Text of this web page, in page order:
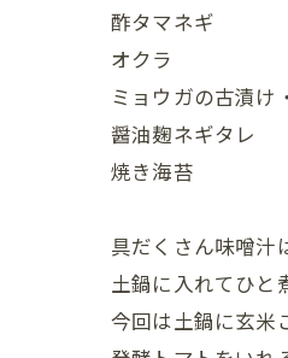
酢タマネギ
オクラ
ミョウガの古漬け
醤油麹ネギタレ
焼き海苔
具だくさん味噌汁
土鍋に入れてひと
今回は土鍋に玄